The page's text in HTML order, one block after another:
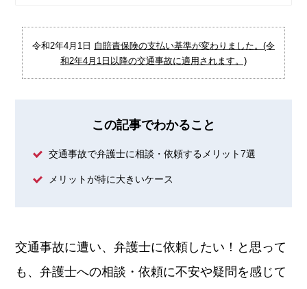
令和2年4月1日 自賠責保険の支払い基準が変わりました。(令
和2年4月1日以降の交通事故に適用されます。)
この記事でわかること
交通事故で弁護士に相談・依頼するメリット7選
メリットが特に大きいケース
交通事故に遭い、弁護士に依頼したい！と思って
も、弁護士への相談・依頼に不安や疑問を感じて